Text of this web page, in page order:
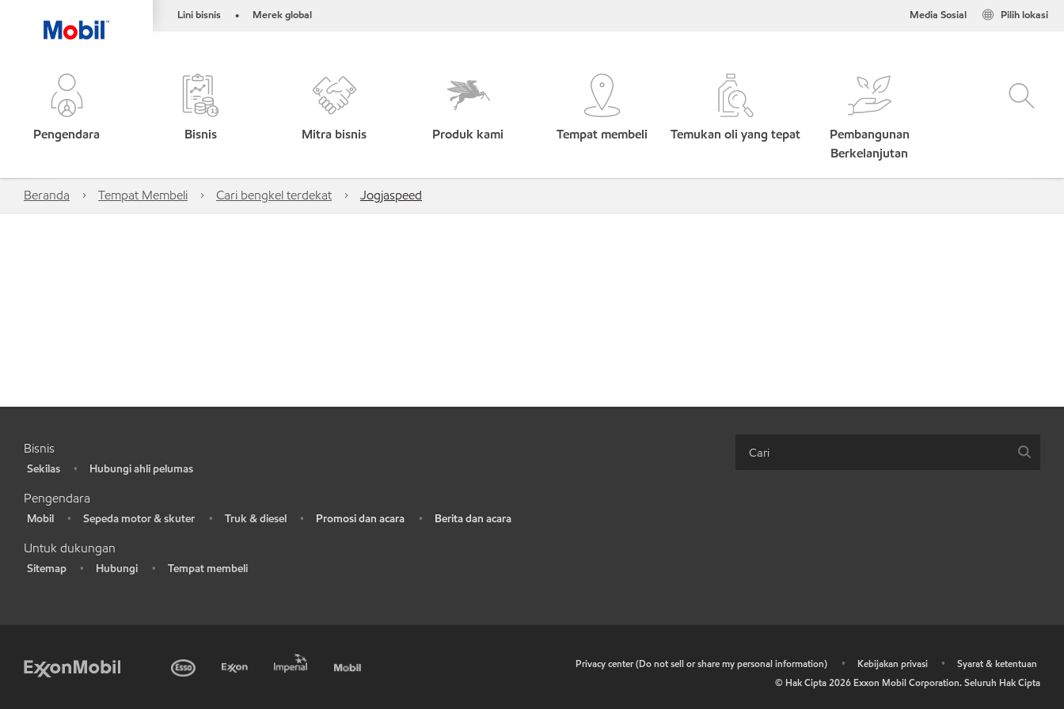
Lini bisnis • Merek global Pilih lokasi
Media Sosial
Pengendara Bisnis Mitra bisnis Produk kami Tempat membeli Temukan oli yang tepat
Pembangunan
Berkelanjutan
Beranda Tempat Membeli Cari bengkel terdekat Jogjaspeed
Bisnis
Sekilas • Hubungi ahli pelumas
Pengendara
Mobil • Sepeda motor & skuter • Truk & diesel • Promosi dan acara • Berita dan acara
Untuk dukungan
Sitemap • Hubungi • Tempat membeli
Privacy center (Do not sell or share my personal information) • Kebijakan privasi •
Syarat & ketentuan
© Hak Cipta2026 Exxon Mobil Corporation. Seluruh Hak Cipta